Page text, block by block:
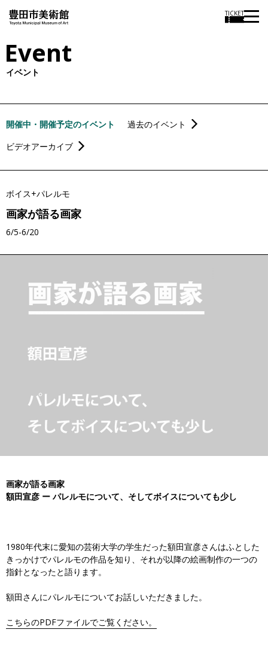
TICKET
Event
イベント
開催中・開催予定のイベント
過去のイベント
ビデオアーカイブ
ボイス+パレルモ
画家が語る画家
6/5-6/20
画家が語る画家
額田宣彦 ー パレルモについて、そしてボイスについても少し
1980年代末に愛知の芸術大学の学生だった額田宣彦さんはふとした
きっかけでパレルモの作品を知り、それが以降の絵画制作の一つの
指針となったと語ります。
額田さんにパレルモについてお話しいただきました。
こちらのPDFファイルでご覧ください。